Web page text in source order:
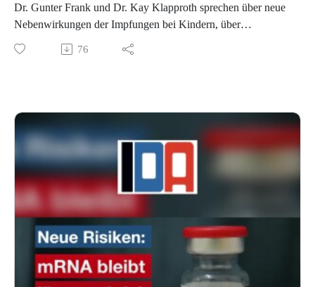
Dr. Gunter Frank und Dr. Kay Klapproth sprechen über neue
Nebenwirkungen der Impfungen bei Kindern, über
Impfunterricht für Schüler und über erste positive Signale,
dass IDA im Gemeinderat etwas bewirken kann.
Autoimmunerkrankungen bei Kindern.
▫️ (https://www.youtube.com/watch?v=4c3rNm-
pH0I&t=1073s)Verweigerung der Herausgabe von
Unterrichtsmaterialien für Impfunterricht an Heidelberger
Schulen: (https://www.youtube.com/watch?v=4c3rNm-
pH0I&t=1073s) das Gesundheitsamt versucht das IFG
auszuhebeln.
▫️ Neues aus der Kommunalpolitik: IDA-Stadtrat Gunter
Frank thematisiert den verschuldeten Haushalt Heidelbergs.
76